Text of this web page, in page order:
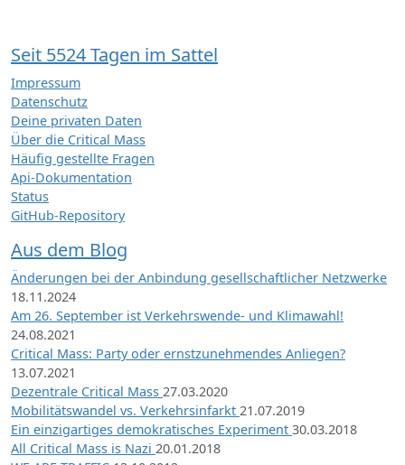
Seit 5524 Tagen im Sattel
Impressum
Datenschutz
Deine privaten Daten
Über die Critical Mass
Häufig gestellte Fragen
Api-Dokumentation
Status
GitHub-Repository
Aus dem Blog
Änderungen bei der Anbindung gesellschaftlicher Netzwerke
18.11.2024
Am 26. September ist Verkehrswende- und Klimawahl!
24.08.2021
Critical Mass: Party oder ernstzunehmendes Anliegen?
13.07.2021
Dezentrale Critical Mass 27.03.2020
Mobilitätswandel vs. Verkehrsinfarkt 21.07.2019
Ein einzigartiges demokratisches Experiment 30.03.2018
All Critical Mass is Nazi 20.01.2018